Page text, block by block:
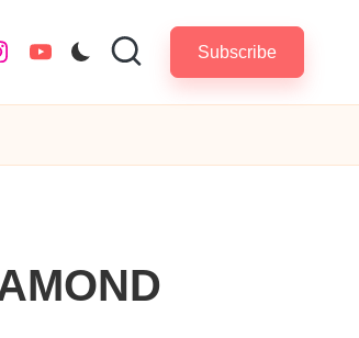
youtube.com Subscribe